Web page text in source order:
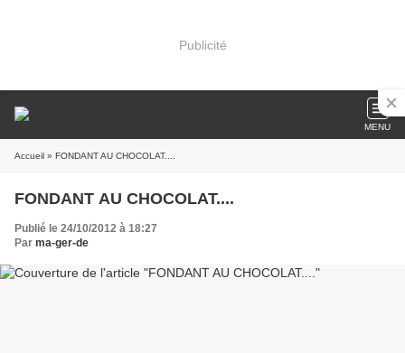
Publicité
MENU
Accueil » FONDANT AU CHOCOLAT....
FONDANT AU CHOCOLAT....
Publié le 24/10/2012 à 18:27
Par ma-ger-de